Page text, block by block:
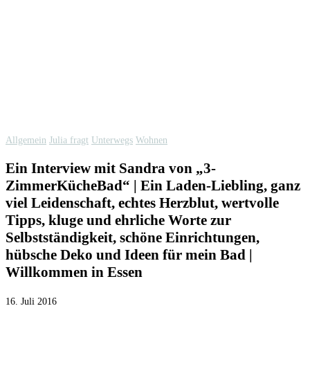
Allgemein Julia fragt Unterwegs Wohnen
Ein Interview mit Sandra von „3-
ZimmerKücheBad“ | Ein Laden-Liebling, ganz
viel Leidenschaft, echtes Herzblut, wertvolle
Tipps, kluge und ehrliche Worte zur
Selbstständigkeit, schöne Einrichtungen,
hübsche Deko und Ideen für mein Bad |
Willkommen in Essen
16. Juli 2016